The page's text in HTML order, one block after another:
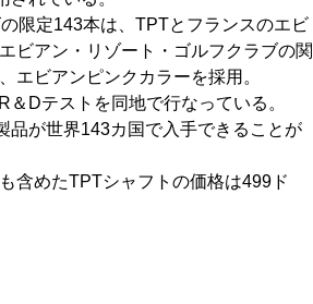
限定143本は、TPTとフランスのエビ
ビアン・リゾート・ゴルフクラブの関
エビアンピンクカラーを採用。
Dテストを同地で行なっている。
品が世界143カ国で入手できることが
含めたTPTシャフトの価格は499ド